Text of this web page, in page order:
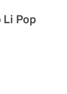
Li Pop